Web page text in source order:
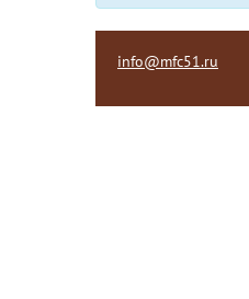
info@mfc51.ru